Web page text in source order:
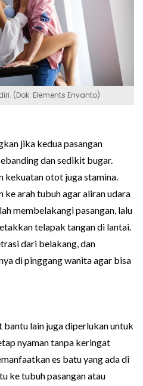
(Dok: Elements Envanto)
jika kedua pasangan
dan sedikit bugar.
kekuatan otot juga stamina.
arah tubuh agar aliran udara
membelakangi pasangan, lalu
telapak tangan di lantai.
dari belakang, dan
di pinggang wanita agar bisa
bantu lain juga diperlukan untuk
nyaman tanpa keringat
es batu yang ada di
ke tubuh pasangan atau